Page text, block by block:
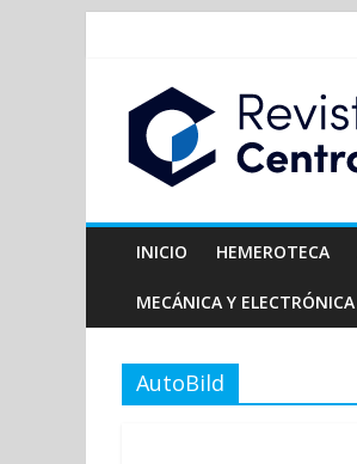
INICIO HEMEROTECA
MECÁNICA Y ELECTRÓNICA
AutoBild